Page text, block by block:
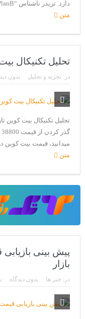
دارد. تریدر ناشناس “PlanB” ، خالق مدل معروف انباشت به جری...
متن
تحلیل تکنیکال بیت کوین
در: تجزیه و تحلیل بدون
میدانید، قیمت بیت کوین
متن
بازار
در: خبر ها بدون دیدگاه